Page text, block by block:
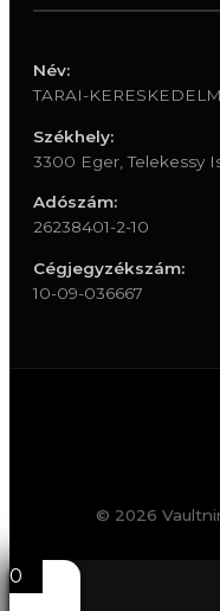
Név:
TARAI-
Székhely:
3300 Eger, Telekessy
Adószám:
26238401-2-10
Cégjegyzékszám:
10-09-036667
© 2026
0